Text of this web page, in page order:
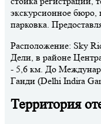
экскурсионное бюро,
парковка.
Расположение: Sky
Дели, в районе
- 5,6 км. До
Ганди (Delhi Indira
Территория